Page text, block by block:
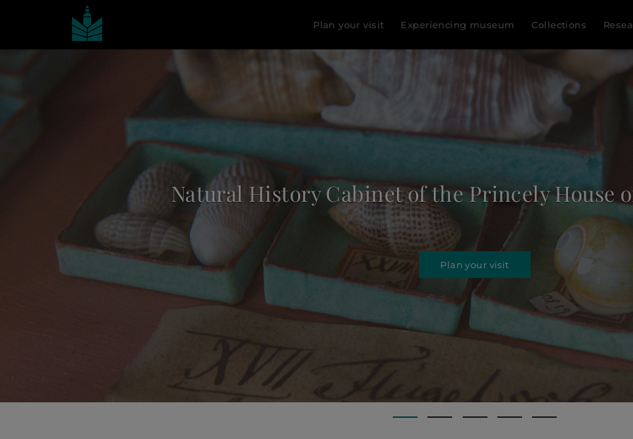
Plan your visit Experiencing museum Collections
Founded in 1757 | Oldest natural history
Plan your visit